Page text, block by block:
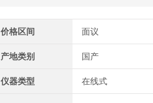
价格区间 面议
产地类别 国产
仪器类型 在线式